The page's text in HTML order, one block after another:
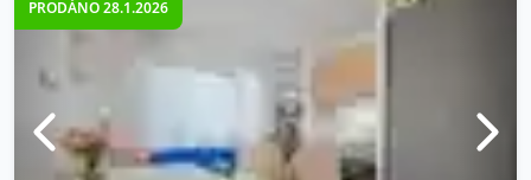
PRODÁNO 28.1.2026